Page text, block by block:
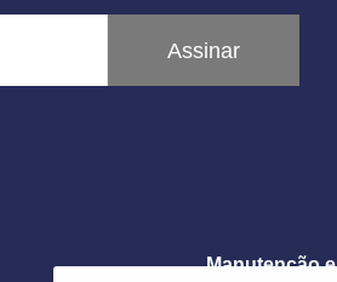
Assinar
Manutenção